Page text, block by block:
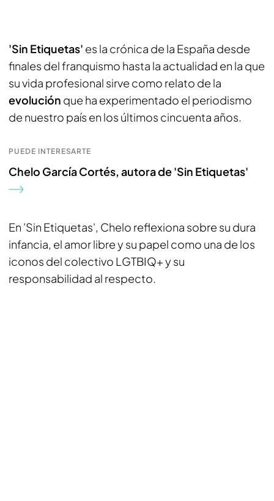
'Sin Etiquetas' es la crónica de la España desde
finales del franquismo hasta la actualidad en la que
su vida profesional sirve como relato de la
evolución que ha experimentado el periodismo
de nuestro país en los últimos cincuenta años.
PUEDE INTERESARTE
Chelo García Cortés, autora de 'Sin Etiquetas'
En 'Sin Etiquetas', Chelo reflexiona sobre su dura
infancia, el amor libre y su papel como una de los
iconos del colectivo LGTBIQ+ y su
responsabilidad al respecto.